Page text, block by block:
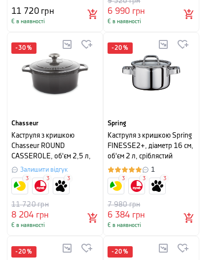
11 720грн
Є в наявності
6 990 грн
Є в наявності
-30 %
Chasseur
Каструля з кришкою
Chasseur ROUND
CASSEROLE, об'єм 2,5 л,
чорний
Залишити відгук
8 204 грн
11 720грн
Є в наявності
3 3 3
-20 %
Spring
Каструля з кришкою Spring
FINESSE2+, діаметр 16 см,
об'єм 2 л, сріблястий
1
6 384 грн
7 980грн
Є в наявності
3 3 3
-20 % -20 %